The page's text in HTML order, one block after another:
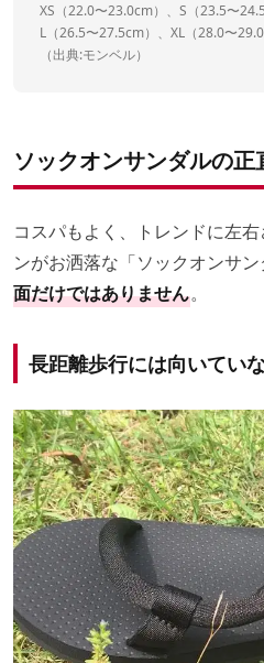
XS（22.0〜23.0cm）、S（23.5〜
L（26.5〜27.5cm）、XL（28.0〜
（出典:モンベル）
ソックオンサンダルの
コスパもよく、トレンドに左
ンがお洒落な「ソックオンサン
面だけではありません。
長距離歩行には向いてい